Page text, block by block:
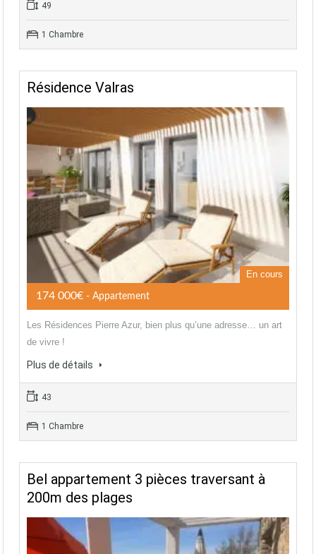
49
1 Chambre
Résidence Valras
En cours
174 000€ - Appartement
Les Résidences Pierre Azur, bien plus qu’une adresse… un art
de vivre !
Plus de détails
43
1 Chambre
Bel appartement 3 pièces traversant à
200m des plages